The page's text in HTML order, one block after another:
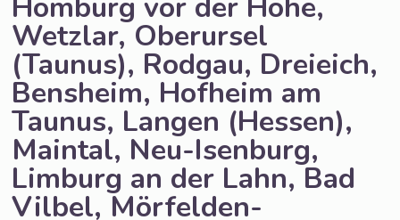
Wetzlar, Oberursel
(Taunus), Rodgau, Dreieich,
Bensheim, Hofheim am
Taunus, Langen (Hessen),
Maintal, Neu-Isenburg,
Limburg an der Lahn, Bad
Vilbel, Mörfelden-